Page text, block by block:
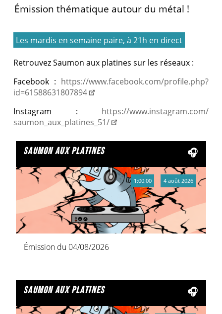
Émission thématique autour du métal !
Les mardis en semaine paire, à 21h en direct
Retrouvez Saumon aux platines sur les réseaux :
Facebook : https://www.facebook.com/profile.php?
id=61588631807894
Instagram : https://www.instagram.com/
saumon_aux_platines_51/
saumon aux platines
Émission du 04/08/2026
1:00:00 4 août 2026
saumon aux platines